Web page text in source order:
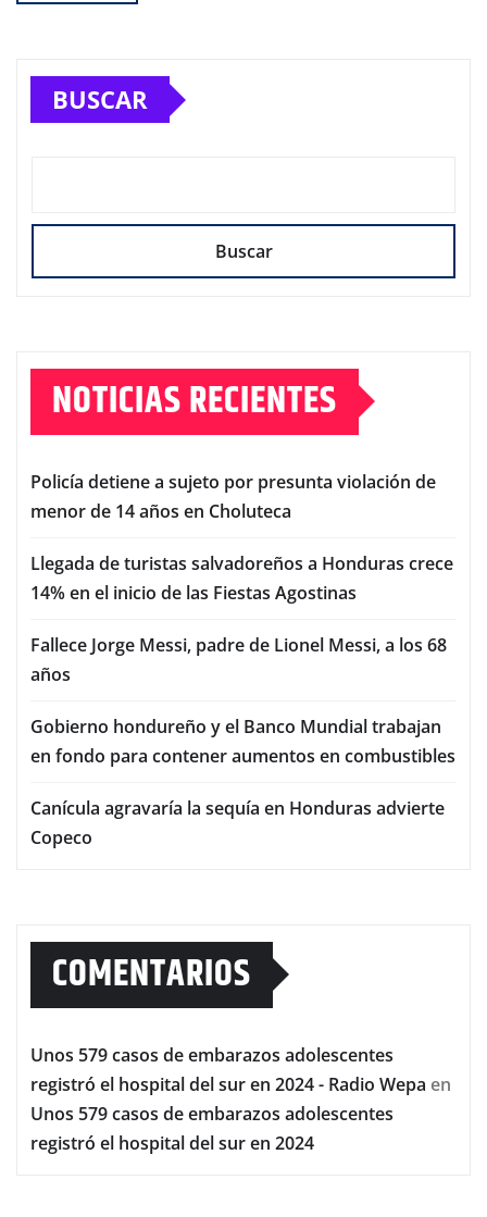
BUSCAR
Buscar
NOTICIAS RECIENTES
Policía detiene a sujeto por presunta violación de
menor de 14 años en Choluteca
Llegada de turistas salvadoreños a Honduras crece
14% en el inicio de las Fiestas Agostinas
Fallece Jorge Messi, padre de Lionel Messi, a los 68
años
Gobierno hondureño y el Banco Mundial trabajan
en fondo para contener aumentos en combustibles
Canícula agravaría la sequía en Honduras advierte
Copeco
COMENTARIOS
Unos 579 casos de embarazos adolescentes
registró el hospital del sur en 2024 - Radio Wepa en
Unos 579 casos de embarazos adolescentes
registró el hospital del sur en 2024